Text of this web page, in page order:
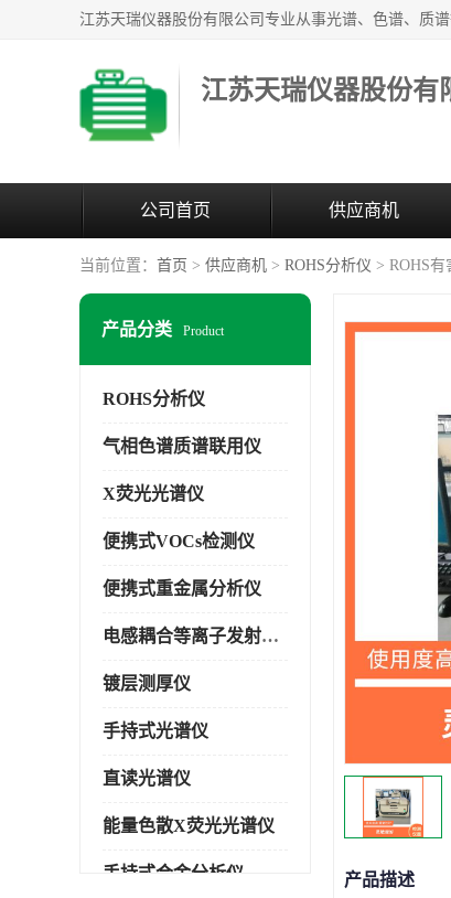
江苏天瑞仪器股份有
公司首页 供应商机
当前位置： 首页 > 供应商机 > ROHS分析仪 > ROHS
产品分类 Product
ROHS分析仪
气相色谱质谱联用仪
X荧光光谱仪
便携式VOCs检测仪
便携式重金属分析仪
电感耦合等离子发射光谱仪
镀层测厚仪
手持式光谱仪
直读光谱仪
能量色散X荧光光谱仪
手持式合金分析仪 产品描述